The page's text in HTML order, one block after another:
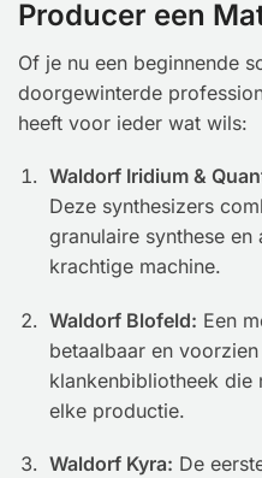
Producer een
Of je nu een beginnende
doorgewinterde
heeft voor ieder wat wils:
Waldorf Iridium &
Deze synthesizers
granulaire synthese
krachtige machine.
Waldorf Blofeld: Een
betaalbaar en
klankenbibliotheek die
elke productie.
Waldorf Kyra: De